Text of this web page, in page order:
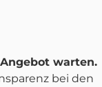
warten.
bei den